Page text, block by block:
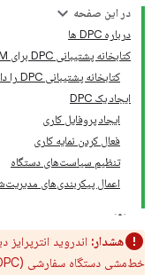
در این صفحه
درباره DPC ها
کتابخانه پشتیبانی DPC برای EMMها
کتابخانه پشتیبانی DPC را دانلود کنید
ایجاد یک DPC
ایجاد پروفایل کاری
فعال کردن نمایه کاری
تنظیم سیاست‌های دستگاه
اعمال پیکربندی‌های
هشدار: اندروید